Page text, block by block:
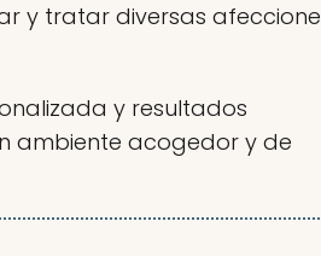
y tratar diversas
y resultados
ambiente acogedor y de